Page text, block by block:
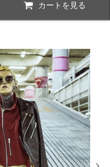
カートを見る